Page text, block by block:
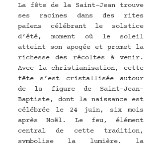
La fête de la Saint-Jean trouve
ses racines dans des rites
païens célébrant le solstice
d’été, moment où le soleil
atteint son apogée et promet la
richesse des récoltes à venir.
Avec la christianisation, cette
fête s’est cristallisée autour
de la figure de Saint-Jean-
Baptiste, dont la naissance est
célébrée le 24 juin, six mois
après Noël. Le feu, élément
central de cette tradition,